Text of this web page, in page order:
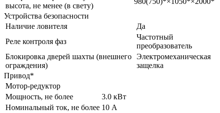
высота, не менее (в свету)
Устройства безопасности
Наличие ловителя
Да
Реле контроля фаз
Частотный
преобразователь
Блокировка дверей шахты (внешнего
ограждения)
Электромеханическая
защелка
Привод*
Мотор-редуктор
Мощность, не более
3.0 кВт
Номинальный ток, не более 10 А